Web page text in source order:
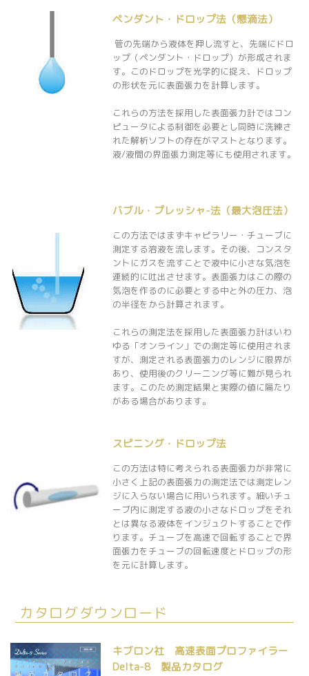
ペンダント・ドロップ法（懸滴法）
管の先端から液体を押し流すと、先端にドロ
ップ（ペンダント・ドロップ）が形成されま
す。このドロップを光学的に捉え、ドロップ
の形状を元に表面張力を計算します。
これらの方法を採用した表面張力計ではコン
ピュータによる制御を必要とし同時に洗練さ
れた解析ソフトの存在がマストとなります。
液/液間の界面張力測定等にも使用されます。
バブル・プレッシャ-法（最大泡圧法）
この方法ではまずキャピラリー・チューブに
測定する溶液を流します。その後、コンスタ
ントにガスを流すことで液中に小さな気泡を
連続的に吐出させます。表面張力はこの際の
気泡を作るのに必要とする中と外の圧力、泡
の半径をから計算されます。
これらの測定法を採用した表面張力計はいわ
ゆる「オンライン」での測定等に使用されま
すが、測定される表面張力のレンジに限界が
あり、使用後のクリーニング等に難が見られ
ます。このため測定結果と実際の値に隔たり
がある場合があります。
スピニング・ドロップ法
この方法は特に考えられる表面張力が非常に
小さく上記の表面張力の測定法では測定レン
ジに入らない場合に用いられます。細いチュ
ーブ内に測定する液の小さなドロップをそれ
とは異なる液体をインジュクトすることで作
ります。チューブを高速で回転することで界
面張力をチューブの回転速度とドロップの形
を元に計算します。
カタログダウンロード
キブロン社 高速表面プロファイラー
Delta-8 製品カタログ